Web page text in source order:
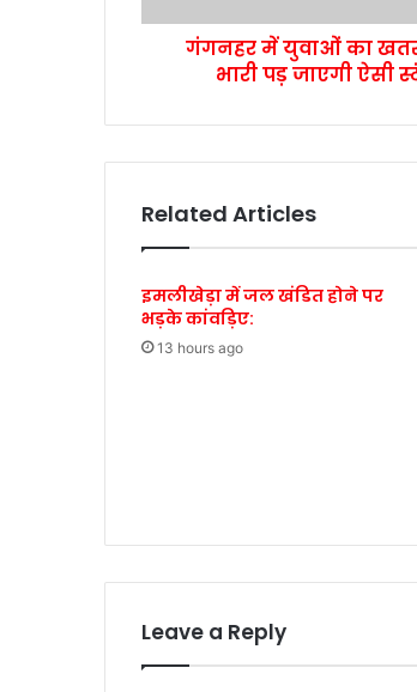
गंगनहर में युवाओं का
भारी पड़ जाएगी ऐसी
Related Articles
इमलीखेड़ा में जल खंडित होने पर
भड़के कांवड़िए:
13 hours ago
Leave a Reply